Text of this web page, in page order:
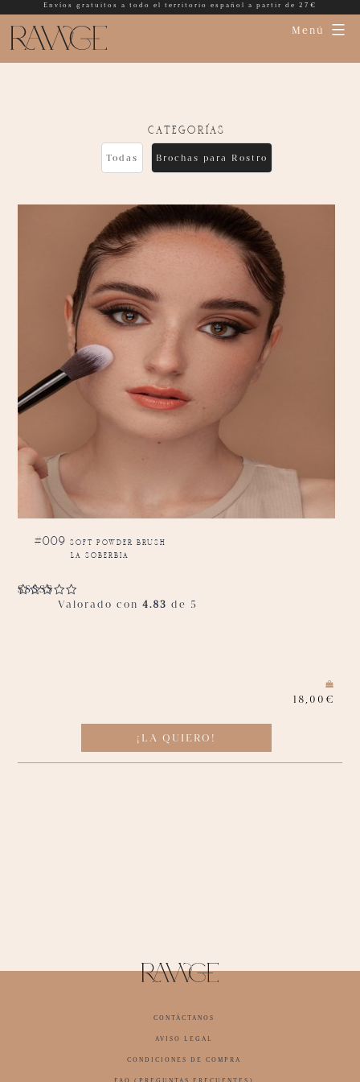
Menú
Envíos gratuitos a todo el territorio español a partir de 27€
categorías
Todas Brochas para Rostro
#009 soft powder brush
la soberbia
Valorado con4.83 de 5
18,00 €
¡LA QUIERO!
CONTÁCTANOS
AVISO LEGAL
CONDICIONES DE COMPRA